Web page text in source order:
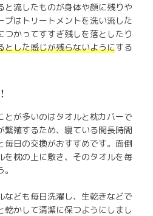
と流したものが身体や顔に残りや
プはトリートメントを洗い流した
かってすすぎ残しを落としたり
とした感じが残らないようにする
とが多いのはタオルと枕カバーで
繁殖するため、寝ている間長時間
毎日の交換がおすすめです。面倒
を枕の上に敷き、そのタオルを毎
なども毎日洗濯し、生乾きなどで
乾かして清潔に保つようにしまし